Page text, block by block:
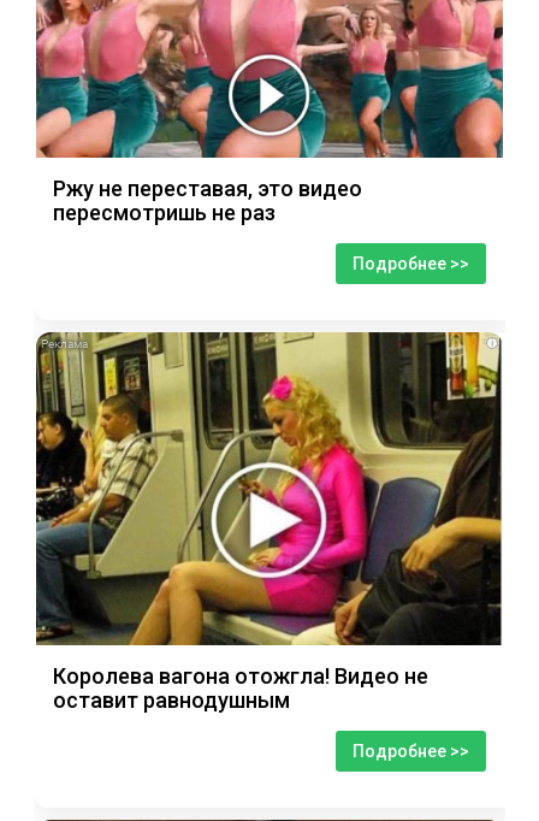
Ржу не переставая, это видео
пересмотришь не раз
Подробнее >>
i
Королева вагона отожгла! Видео не
оставит равнодушным
Подробнее >>